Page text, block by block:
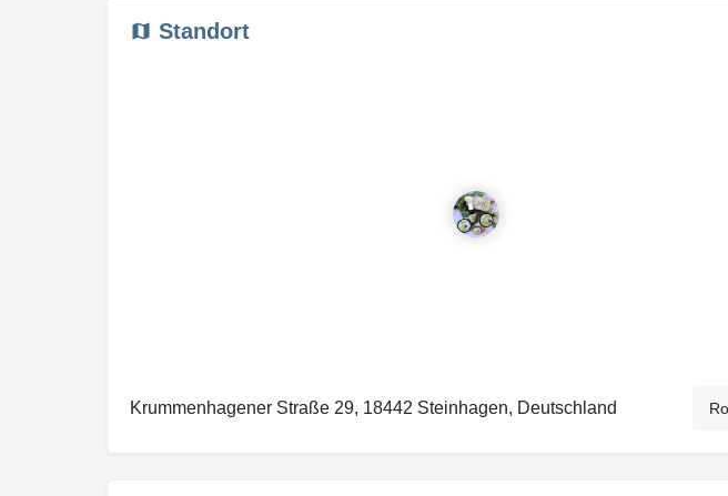
Standort
Krummenhagener Straße 29, 18442 Steinhagen, Deutschland